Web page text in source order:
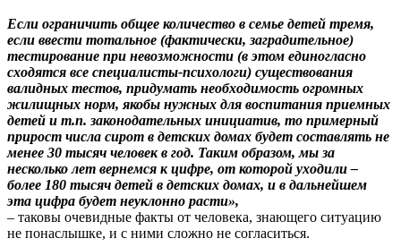
Если ограничить общее количество в семье детей тремя,
если ввести тотальное (фактически, заградительное)
тестирование при невозможности (в этом единогласно
сходятся все специалисты-психологи) существования
валидных тестов, придумать необходимость огромных
жилищных норм, якобы нужных для воспитания приемных
детей и т.п. законодательных инициатив, то примерный
прирост числа сирот в детских домах будет составлять не
менее 30 тысяч человек в год. Таким образом, мы за
несколько лет вернемся к цифре, от которой уходили –
более 180 тысяч детей в детских домах, и в дальнейшем
эта цифра будет неуклонно расти»,
– таковы очевидные факты от человека, знающего ситуацию
не понаслышке, и с ними сложно не согласиться.